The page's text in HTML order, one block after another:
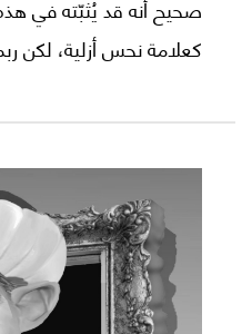
صحيح أنه قد يُثبّته في هذه
كعلامة نحس أزلية، لكن
يقاتل في معركة هي
من معارك.